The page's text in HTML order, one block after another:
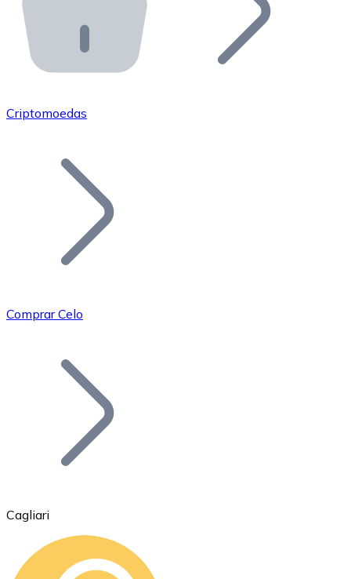
API Bitnovo
Integre nossa API no seu ecossistema.
Junte-se à nossa rede de revendedores e comercialize
Adicione o token do seu projeto ao nosso serviço de
Bitcoin
Criptomoedas
Comprar Celo
Cagliari